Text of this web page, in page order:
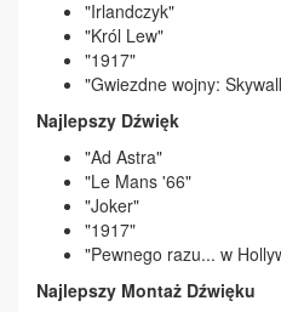
"Irlandczyk"
"Król Lew"
"1917"
"Gwiezdne wojny:
Najlepszy Dźwięk
"Ad Astra"
"Le Mans '66"
"Joker"
"1917"
"Pewnego razu... w
Najlepszy Montaż Dźwięku